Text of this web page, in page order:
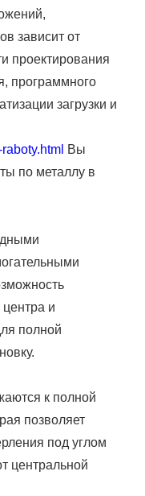
зависит от
проектирования
программного
загрузки и
Вы
по металлу в
и
полной
к полной
позволяет
под углом
центральной